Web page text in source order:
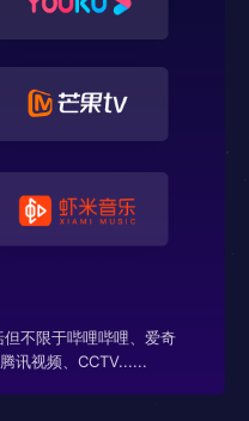
不限于哔哩哔哩、爱奇
讯视频、CCTV......